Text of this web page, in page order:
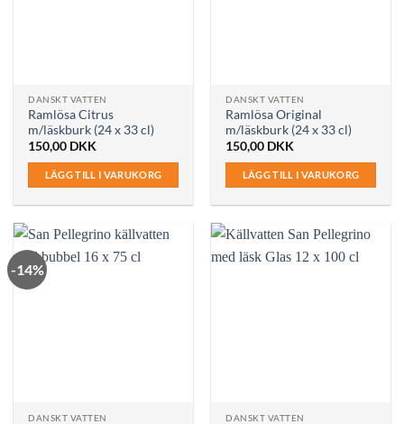
DANSKT VATTEN
Ramlösa Citrus
m/läskburk (24 x 33 cl)
150,00 DKK
LÄGG TILL I VARUKORG
DANSKT VATTEN
Ramlösa Original
m/läskburk (24 x 33 cl)
150,00 DKK
LÄGG TILL I VARUKORG
-14%
DANSKT VATTEN DANSKT VATTEN